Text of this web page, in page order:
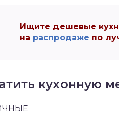
Ищите дешевые
на распродаже по
кухонную